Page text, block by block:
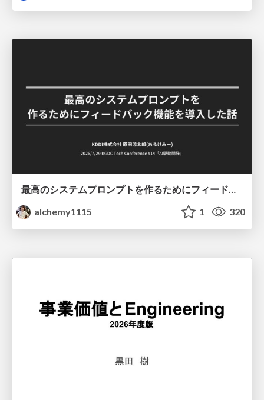
最高のシステムプロンプトを作るためにフィードバック機能を導入した話
alchemy1115
1 320